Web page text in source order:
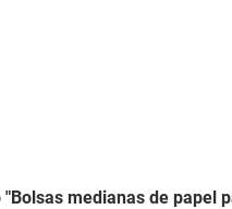
medianas de papel